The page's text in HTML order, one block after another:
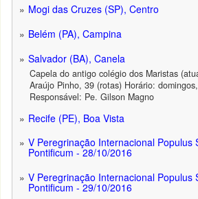
Mogi das Cruzes (SP), Centro
Belém (PA), Campina
Salvador (BA), Canela
Capela do antigo colégio dos Maristas
Araújo Pinho, 39 (rotas) Horário:
Responsável: Pe. Gilson Magno
Recife (PE), Boa Vista
V Peregrinação Internacional Populus
Pontificum - 28/10/2016
V Peregrinação Internacional Populus
Pontificum - 29/10/2016